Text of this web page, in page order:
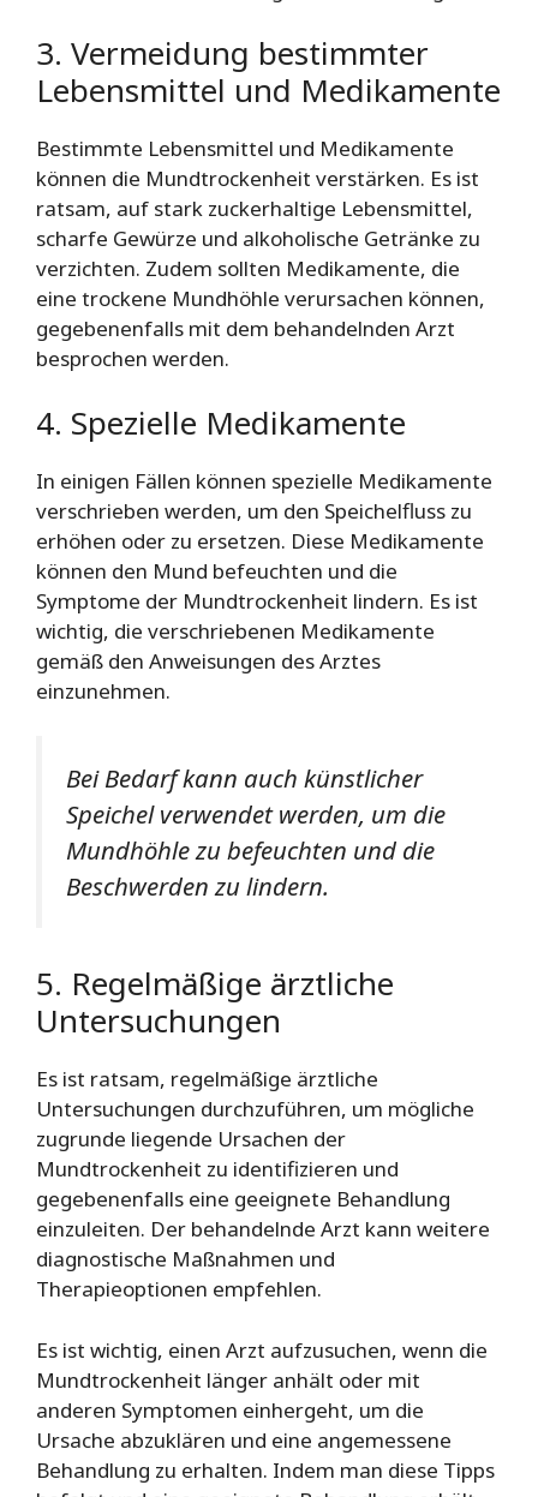
3. Vermeidung bestimmter
Lebensmittel und Medikamente
Bestimmte Lebensmittel und Medikamente
können die Mundtrockenheit verstärken. Es ist
ratsam, auf stark zuckerhaltige Lebensmittel,
scharfe Gewürze und alkoholische Getränke zu
verzichten. Zudem sollten Medikamente, die
eine trockene Mundhöhle verursachen können,
gegebenenfalls mit dem behandelnden Arzt
besprochen werden.
4. Spezielle Medikamente
In einigen Fällen können spezielle Medikamente
verschrieben werden, um den Speichelfluss zu
erhöhen oder zu ersetzen. Diese Medikamente
können den Mund befeuchten und die
Symptome der Mundtrockenheit lindern. Es ist
wichtig, die verschriebenen Medikamente
gemäß den Anweisungen des Arztes
einzunehmen.
Bei Bedarf kann auch künstlicher
Speichel verwendet werden, um die
Mundhöhle zu befeuchten und die
Beschwerden zu lindern.
5. Regelmäßige ärztliche
Untersuchungen
Es ist ratsam, regelmäßige ärztliche
Untersuchungen durchzuführen, um mögliche
zugrunde liegende Ursachen der
Mundtrockenheit zu identifizieren und
gegebenenfalls eine geeignete Behandlung
einzuleiten. Der behandelnde Arzt kann weitere
diagnostische Maßnahmen und
Therapieoptionen empfehlen.
Es ist wichtig, einen Arzt aufzusuchen, wenn die
Mundtrockenheit länger anhält oder mit
anderen Symptomen einhergeht, um die
Ursache abzuklären und eine angemessene
Behandlung zu erhalten. Indem man diese Tipps